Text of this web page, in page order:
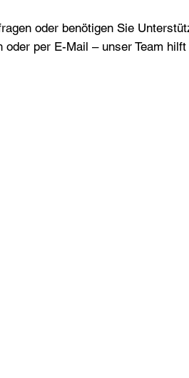
oder benötigen Sie
per E-Mail – unser Team